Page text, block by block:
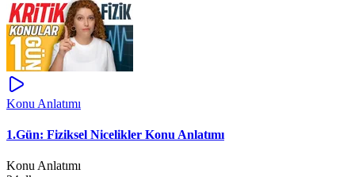
Konu Anlatımı
1.Gün: Fiziksel Nicelikler Konu Anlatımı
Konu Anlatımı